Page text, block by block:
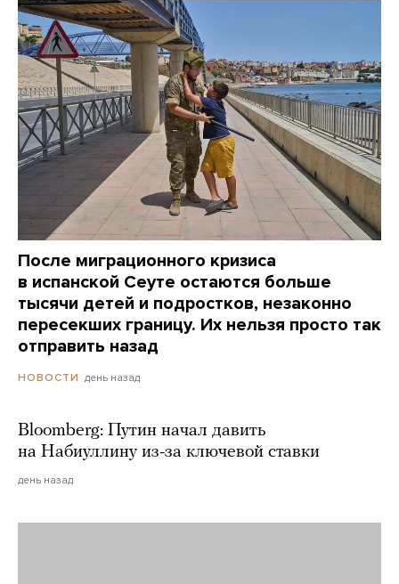
После миграционного кризиса
в испанской Сеуте остаются больше
тысячи детей и подростков, незаконно
пересекших границу. Их нельзя просто так
отправить назад
НОВОСТИ день назад
Bloomberg: Путин начал давить
на Набиуллину из-за ключевой ставки
день назад